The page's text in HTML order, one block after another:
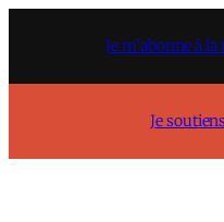
Je m’abonne à
Je